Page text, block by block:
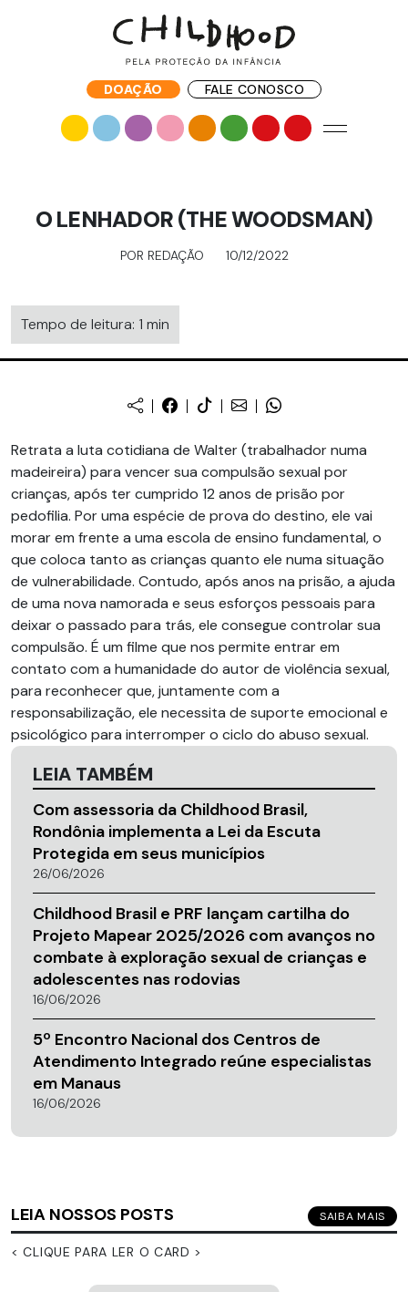
DOAÇÃO FALE CONOSCO
O LENHADOR (THE WOODSMAN)
POR REDAÇÃO 10/12/2022
Tempo de leitura: 1 min
Retrata a luta cotidiana de Walter (trabalhador numa
madeireira) para vencer sua compulsão sexual por
crianças, após ter cumprido 12 anos de prisão por
pedofilia. Por uma espécie de prova do destino, ele vai
morar em frente a uma escola de ensino fundamental, o
que coloca tanto as crianças quanto ele numa situação
de vulnerabilidade. Contudo, após anos na prisão, a ajuda
de uma nova namorada e seus esforços pessoais para
deixar o passado para trás, ele consegue controlar sua
compulsão. É um filme que nos permite entrar em
contato com a humanidade do autor de violência sexual,
para reconhecer que, juntamente com a
responsabilização, ele necessita de suporte emocional e
psicológico para interromper o ciclo do abuso sexual.
LEIA TAMBÉM
Com assessoria da Childhood Brasil,
Rondônia implementa a Lei da Escuta
Protegida em seus municípios
26/06/2026
Childhood Brasil e PRF lançam cartilha do
Projeto Mapear 2025/2026 com avanços no
combate à exploração sexual de crianças e
adolescentes nas rodovias
16/06/2026
5º Encontro Nacional dos Centros de
Atendimento Integrado reúne especialistas
em Manaus
16/06/2026
LEIA NOSSOS POSTS SAIBA MAIS
< CLIQUE PARA LER O CARD >